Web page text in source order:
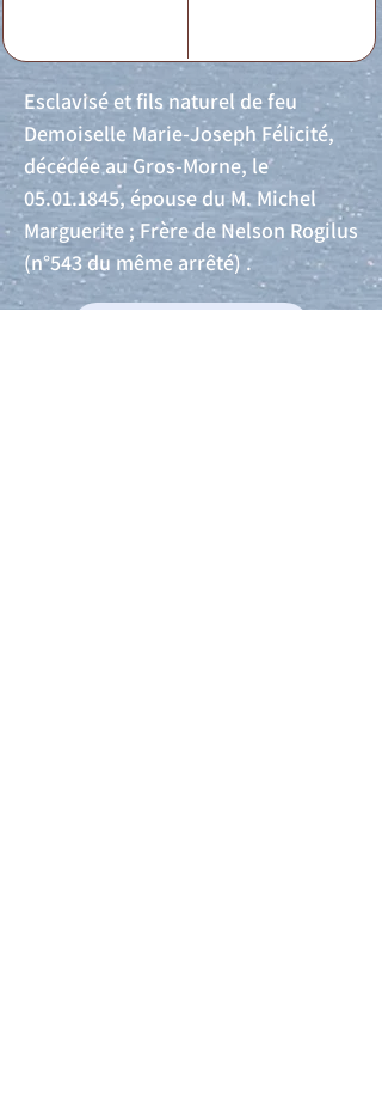
Esclavisé et fils naturel de feu
Demoiselle Marie-Joseph Félicité,
décédée au Gros-Morne, le
05.01.1845, épouse du M. Michel
Marguerite ; Frère de Nelson Rogilus
(n°543 du même arrêté) .